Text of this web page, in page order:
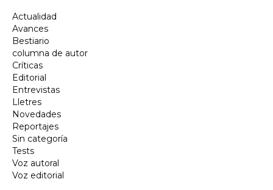
Actualidad
Avances
Bestiario
columna de autor
Críticas
Editorial
Entrevistas
Lletres
Novedades
Reportajes
Sin categoría
Tests
Voz autoral
Voz editorial